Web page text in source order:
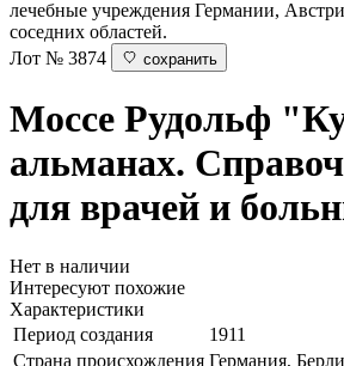
лечебные учреждения Германии,
соседних областей.
Лот № 3874
сохранить
Моссе Рудольф
альманах.
для врачей и
Нет в наличии
Интересуют похожие
Характеристики
Период создания
1911
Страна происхождения Германия,